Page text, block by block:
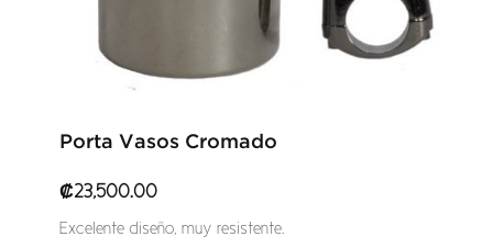
Porta Vasos Cromado
₡23,500.00
Excelente diseño, muy resistente.